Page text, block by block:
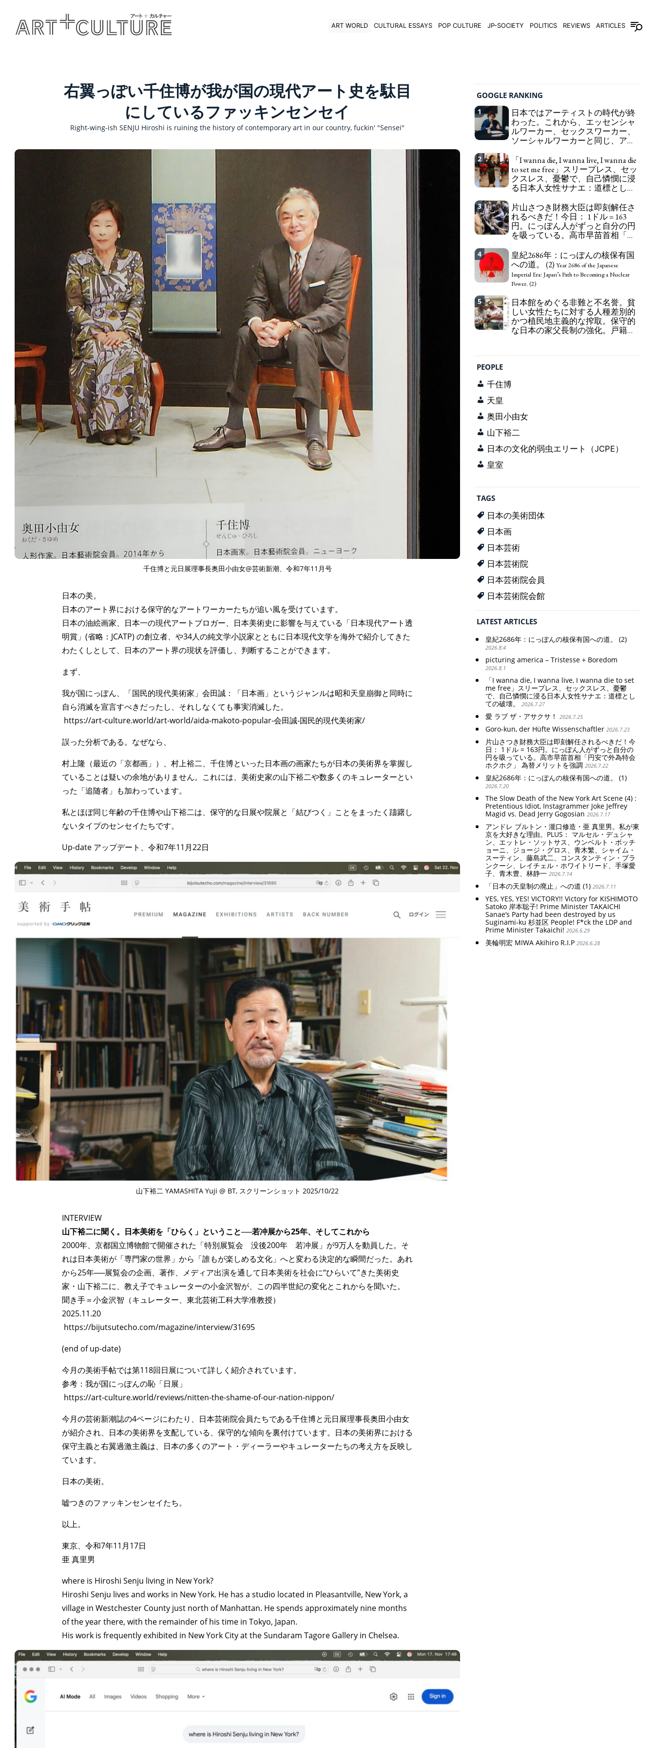
ART WORLD CULTURAL ESSAYS POP CULTURE JP-SOCIETY POLITICS REVIEWS ARTICLES
TAGS PEOPLE RANKING
ART WORLD CULTURAL ESSAYS POP CULTURE JP-SOCIETY POLITICS REVIEWS
右翼っぽい千住博が我が国の現代アート史を駄目
にしているファッキンセンセイ
Right-wing-ish SENJU Hiroshi is ruining the history of contemporary art in our country, fuckin' "Sensei"
千住博と元日展理事長奥田小由女@芸術新潮、令和7年11月号
日本の美。
日本のアート界における保守的なアートワーカーたちが追い風を受けています。
日本の油絵画家、日本一の現代アートブロガー、日本美術史に影響を与えている「日本現代アート透
明賞」(省略：JCATP) の創立者、や34人の純文学小説家とともに日本現代文学を海外で紹介してきた
わたくしとして、日本のアート界の現状を評価し、判断することができます。
まず、
我が国にっぽん、「国民的現代美術家」会田誠：「日本画」というジャンルは昭和天皇崩御と同時に
自ら消滅を宣言すべきだったし、それしなくても事実消滅した。
https://art-culture.world/art-world/aida-makoto-popular-会田誠-国民的現代美術家/
誤った分析である。なぜなら、
村上隆（最近の「京都画」）、村上裕二、千住博といった日本画の画家たちが日本の美術界を掌握し
ていることは疑いの余地がありません。これには、美術史家の山下裕二や数多くのキュレーターとい
った「追随者」も加わっています。
私とほぼ同じ年齢の千住博や山下裕二は、保守的な日展や院展と「結びつく」ことをまったく躊躇し
ないタイプのセンセイたちです。
Up-date アップデート、令和7年11月22日
山下裕二 YAMASHITA Yuji @ BT, スクリーンショット 2025/10/22
INTERVIEW
山下裕二に聞く。日本美術を「ひらく」ということ──若冲展から25年、そしてこれから
2000年、京都国立博物館で開催された「特別展覧会 没後200年 若冲展」が9万人を動員した。そ
れは日本美術が「専門家の世界」から「誰もが楽しめる文化」へと変わる決定的な瞬間だった。あれ
から25年──展覧会の企画、著作、メディア出演を通して日本美術を社会に“ひらいて”きた美術史
家・山下裕二に、教え子でキュレーターの小金沢智が、この四半世紀の変化とこれからを聞いた。
聞き手＝小金沢智（キュレーター、東北芸術工科大学准教授）
2025.11.20
https://bijutsutecho.com/magazine/interview/31695
(end of up-date)
今月の美術手帖では第118回日展について詳しく紹介されています。
参考：我が国にっぽんの恥「日展」
https://art-culture.world/reviews/nitten-the-shame-of-our-nation-nippon/
今月の芸術新潮誌の4ページにわたり、日本芸術院会員たちである千住博と元日展理事長奥田小由女
が紹介され、日本の美術界を支配している、保守的な傾向を裏付けています。日本の美術界における
保守主義と右翼過激主義は、日本の多くのアート・ディーラーやキュレーターたちの考え方を反映し
ています。
日本の美術。
嘘つきのファッキンセンセイたち。
以上。
東京、令和7年11月17日
亜 真里男
where is Hiroshi Senju living in New York?
Hiroshi Senju lives and works in New York. He has a studio located in Pleasantville, New York, a
village in Westchester County just north of Manhattan. He spends approximately nine months
of the year there, with the remainder of his time in Tokyo, Japan.
His work is frequently exhibited in New York City at the Sundaram Tagore Gallery in Chelsea.
GOOGLE RANKING
1
日本ではアーティストの時代が終
わった。これから、エッセンシャ
ルワーカー、セックスワーカー、
ソーシャルワーカーと同じ、アー
in Japan the word "artist" into the word "Art
Worker" (similar to "Essential Worker", "Sex Worker"
or "Social Worker")
2
「I wanna die, I wanna live, I wanna die
to set me free」スリープレス、セッ
クスレス、憂鬱で、自己憐憫に浸
る日本人女性サナエ：道標として
die to set me free" - Sanae, a Japanese woman who
is sleepless, sexless, depressive and wallowing in
self-pity: destruction as a guidepost.
3
片山さつき財務大臣は即刻解任さ
れるべきだ！今日： 1ドル = 163
円。にっぽん人がずっと自分の円
を吸っている。高市早苗首相「円
ットを強調 Finance Minister KATAYAMA
Satsuki should be fired immediately! Today: 1 US$ =
163 Yen. The Japanese Have Long Been Draining
Their Own Yen. Prime Minister TAKAICHI
Fund Special Account happy" - Emphasising the
benefits of the exchange rate
4
皇紀2686年：にっぽんの核保有国
への道。 (2) Year 2686 of the Japanese
Imperial Era: Japan’s Path to Becoming a Nuclear
Power. (2)
5
日本館をめぐる非難と不名誉。貧
しい女性たちに対する人種差別的
かつ植民地主義的な搾取。保守的
な日本の家父長制の強化。戸籍制
registration system. Reinforcement of
PEOPLE
千住博
天皇
奥田小由女
山下裕二
日本の文化的弱虫エリート（JCPE）
皇室
TAGS
日本の美術団体
日本画
日本芸術
日本芸術院
日本芸術院会員
日本芸術院会館
LATEST ARTICLES
皇紀2686年：にっぽんの核保有国への道。 (2)
2026.8.4
picturing america – Tristesse + Boredom
2026.8.1
「I wanna die, I wanna live, I wanna die to set
me free」スリープレス、セックスレス、憂鬱
で、自己憐憫に浸る日本人女性サナエ：道標とし
ての破壊。
2026.7.27
愛 ラブ ザ・アサクサ！ 2026.7.25
Goro-kun, der Hüfte Wissenschaftler 2026.7.23
片山さつき財務大臣は即刻解任されるべきだ！今
日： 1ドル = 163円。にっぽん人がずっと自分の
円を吸っている。高市早苗首相「円安で外為特会
ホクホク」 為替メリットを強調 2026.7.22
皇紀2686年：にっぽんの核保有国への道。 (1)
2026.7.20
The Slow Death of the New York Art Scene (4) :
Pretentious Idiot, Instagrammer Joke Jeffrey
Magid vs. Dead Jerry Gogosian 2026.7.17
アンドレ ブルトン・瀧口修造・亜 真里男。私が東
京を大好きな理由。PLUS： マルセル・デュシャ
ン、エットレ・ソットサス、ウンベルト・ボッチ
ョーニ、ジョージ・グロス、青木繁、シャイム・
スーティン、藤島武二、コンスタンティン・ブラ
ンクーシ、レイチェル・ホワイトリード、手塚愛
子、青木豊、林静一 2026.7.14
「日本の天皇制の廃止」への道 (1) 2026.7.11
YES, YES, YES! VICTORY!! Victory for KISHIMOTO
Satoko 岸本聡子! Prime Minister TAKAICHI
Sanae’s Party had been destroyed by us
Suginami-ku 杉並区 People! F*ck the LDP and
Prime Minister Takaichi! 2026.6.29
美輪明宏 MIWA Akihiro R.I.P 2026.6.28